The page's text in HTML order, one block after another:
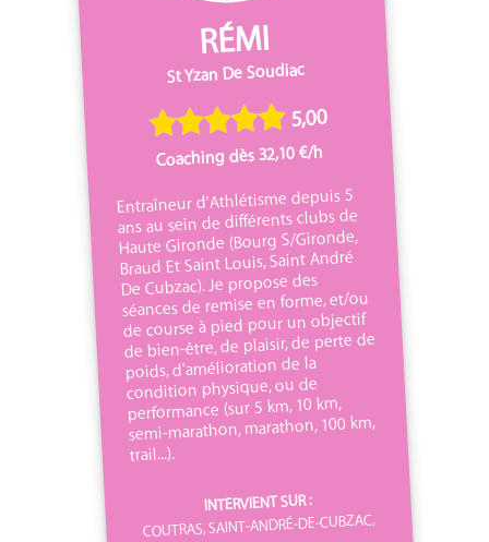
RÉMI
St Yzan De Soudiac
5,00
Coaching dès 32,10 €/h
Entraîneur d'Athlétisme depuis 5
ans au sein de différents clubs de
Haute Gironde (Bourg S/Gironde,
Braud Et Saint Louis, Saint André
De Cubzac). Je propose des
séances de remise en forme, et/ou
de course à pied pour un objectif
de bien-être, de plaisir, de perte de
poids, d'amélioration de la
condition physique, ou de
performance (sur 5 km, 10 km,
semi-marathon, marathon, 100 km,
trail...).
INTERVIENT SUR :
COUTRAS, SAINT-ANDRÉ-DE-CUBZAC,